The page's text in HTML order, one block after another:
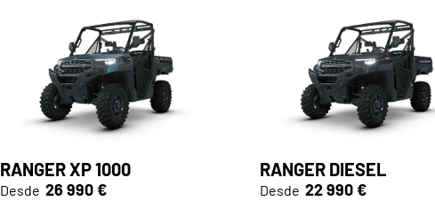
RANGER XP 1000
Desde 26 990 €
RANGER DIESEL
Desde 22 990 €